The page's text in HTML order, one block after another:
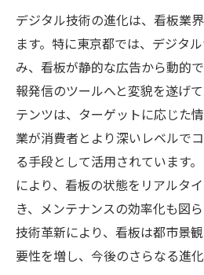
都市空間におけるデジ
コンテンツ配信の柔軟
顧客との対話を生むイ
デジタル看板の費用
看板は広告だけじゃない
生む技術
顧客体験を向上させる
ブランドストーリーを
地域コミュニティと看
非接触型インタラクシ
デジタル技術の進化は、看板業
ます。特に東京都では、デジタ
み、看板が静的な広告から動的
報発信のツールへと変貌を遂げ
テンツは、ターゲットに応じた
業が消費者とより深いレベルで
る手段として活用されています
により、看板の状態をリアルタ
き、メンテナンスの効率化も図
技術革新により、看板は都市景
要性を増し、今後のさらなる進